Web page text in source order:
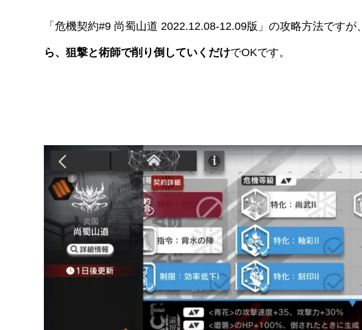
「危機契約#9 尚蜀山道 2022.12.08-12.09版」の攻略方法ですが、
ら、狙撃と術師で削り倒していくだけでOKです。